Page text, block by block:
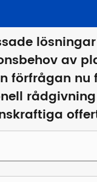
av
förfrågan nu